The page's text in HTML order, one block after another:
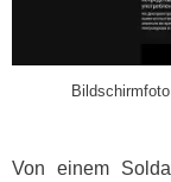
Von einem